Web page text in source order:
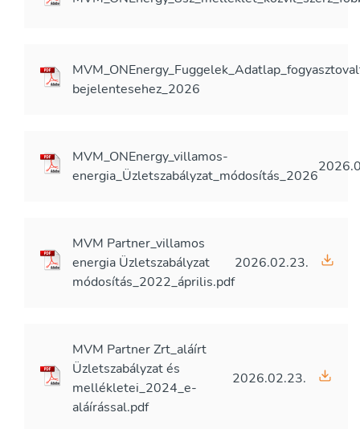
bejelentesehez_2026
MVM_ONEnergy_villamos-
energia_Üzletszabályzat_módosítás_2026
MVM Partner_villamos
energia Üzletszabályzat
módosítás_2022_április.pdf
2026.02.23.
MVM Partner Zrt_aláírt
Üzletszabályzat és
mellékletei_2024_e-
aláírással.pdf
2026.02.23.